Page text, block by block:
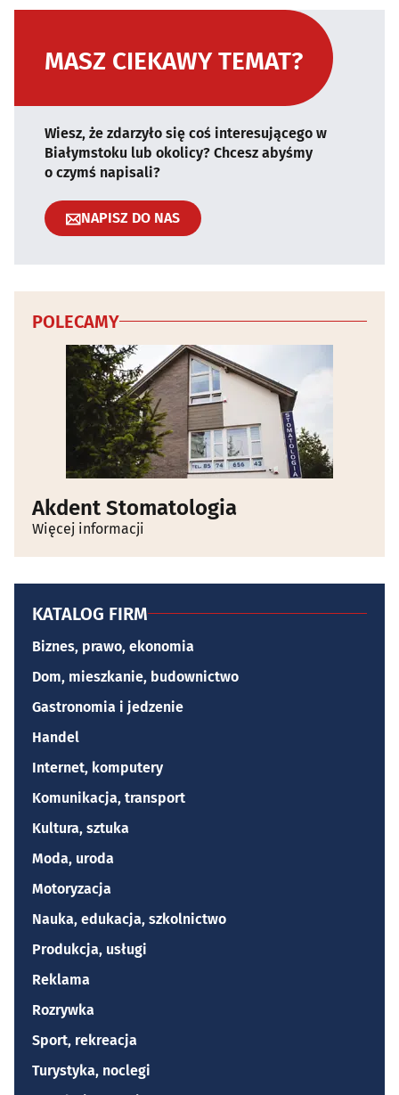
MASZ CIEKAWY TEMAT?
Wiesz, że zdarzyło się coś interesującego w
Białymstoku lub okolicy? Chcesz abyśmy
o czymś napisali?
NAPISZ DO NAS
POLECAMY
Akdent Stomatologia
Więcej informacji
KATALOG FIRM
Biznes, prawo, ekonomia
Dom, mieszkanie, budownictwo
Gastronomia i jedzenie
Handel
Internet, komputery
Komunikacja, transport
Kultura, sztuka
Moda, uroda
Motoryzacja
Nauka, edukacja, szkolnictwo
Produkcja, usługi
Reklama
Rozrywka
Sport, rekreacja
Turystyka, noclegi